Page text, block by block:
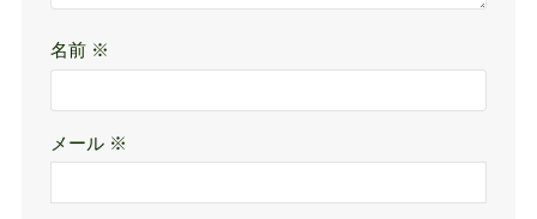
名前 ※
メール ※